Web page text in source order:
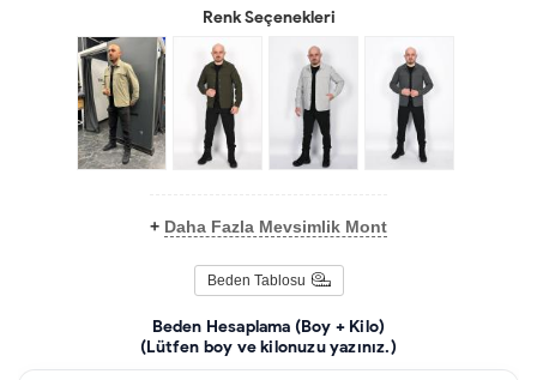
Renk Seçenekleri
+ Daha Fazla Mevsimlik Mont
Beden Tablosu
Beden Hesaplama (Boy + Kilo)
(Lütfen boy ve kilonuzu yazınız.)